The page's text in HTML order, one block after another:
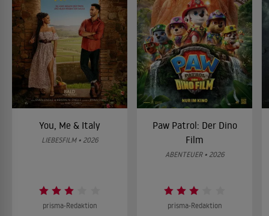
You, Me & Italy
LIEBESFILM • 2026
prisma-Redaktion
Paw Patrol: Der Dino
Film
ABENTEUER • 2026
prisma-Redaktion